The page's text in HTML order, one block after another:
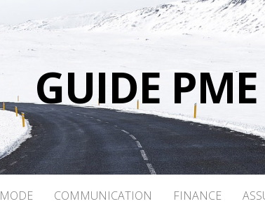
GUIDE PME
MODE COMMUNICATION FINANCE